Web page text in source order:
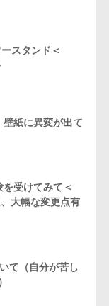
スタンド＜
紙に異変が出て
受けてみて＜
大幅な変更点有
て（自分が苦し